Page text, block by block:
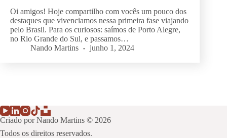
Oi amigos! Hoje compartilho com vocês um pouco dos
destaques que vivenciamos nessa primeira fase viajando
pelo Brasil. Para os curiosos: saímos de Porto Alegre,
no Rio Grande do Sul, e passamos…
Nando Martins
junho 1, 2024
Criado por Nando Martins © 2026
Todos os direitos reservados.